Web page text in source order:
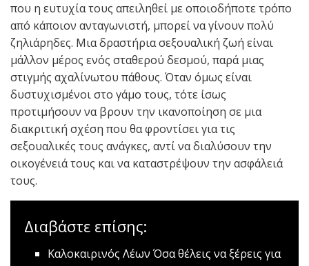
που η ευτυχία τους απειληθεί με οποιοδήποτε τρόπο
από κάποιον ανταγωνιστή, μπορεί να γίνουν πολύ
ζηλιάρηδες. Μια δραστήρια σεξουαλική ζωή είναι
μάλλον μέρος ενός σταθερού δεσμού, παρά μιας
στιγμής αχαλίνωτου πάθους. Όταν όμως είναι
δυστυχισμένοι στο γάμο τους, τότε ίσως
προτιμήσουν να βρουν την ικανοποίηση σε μια
διακριτική σχέση που θα φροντίσει για τις
σεξουαλικές τους ανάγκες, αντί να διαλύσουν την
οικογένειά τους και να καταστρέψουν την ασφάλειά
τους.
Διαβάστε επίσης:
Καλοκαιρινός Λέων Όσα θέλεις να ξέρεις για